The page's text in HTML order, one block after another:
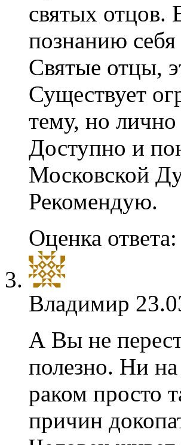
святых отцов.
познанию
Святые отцы,
Существует
тему, но лично
Доступно и
Московской
Рекомендую.
Оценка
Владимир
А Вы не
полезно. Ни на
раком просто
причин